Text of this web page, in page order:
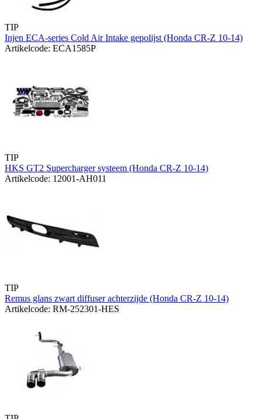
TIP
Injen ECA-series Cold Air Intake gepolijst (Honda CR-Z 10-14)
Artikelcode: ECA1585P
TIP
HKS GT2 Supercharger systeem (Honda CR-Z 10-14)
Artikelcode: 12001-AH011
TIP
Remus glans zwart diffuser achterzijde (Honda CR-Z 10-14)
Artikelcode: RM-252301-HES